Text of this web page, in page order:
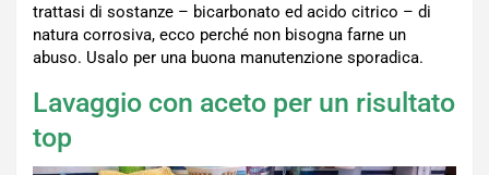
trattasi di sostanze – bicarbonato ed acido citrico – di
natura corrosiva, ecco perché non bisogna farne un
abuso. Usalo per una buona manutenzione sporadica.
Lavaggio con aceto per un risultato
top